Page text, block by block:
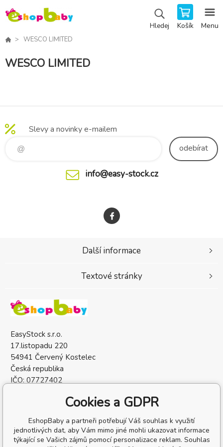
Hledej Košík Menu
WESCO LIMITED
WESCO LIMITED
Slevy a novinky e-mailem
odebírat
info@easy-stock.cz
EasyStock s.r.o.
17.listopadu 220
54941 Červený Kostelec
Česká republika
IČO: 07727402
Další informace
Textové stránky
Cookies a GDPR
EshopBaby a partneři potřebují Váš souhlas k využití
jednotlivých dat, aby Vám mimo jiné mohli ukazovat informace
týkající se Vašich zájmů pomocí personalizace reklam. Souhlas